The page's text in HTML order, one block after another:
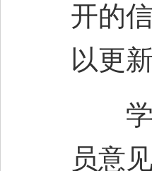
开的
以更新
学校
员意